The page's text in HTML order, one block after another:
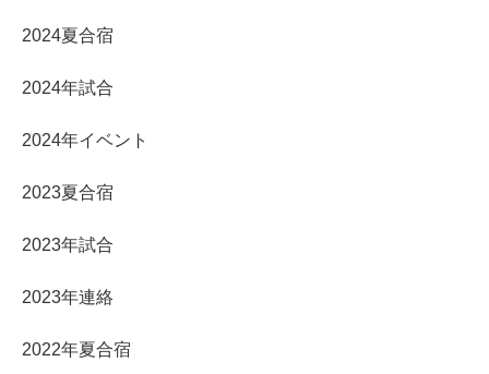
2024夏合宿
2024年試合
2024年イベント
2023夏合宿
2023年試合
2023年連絡
2022年夏合宿